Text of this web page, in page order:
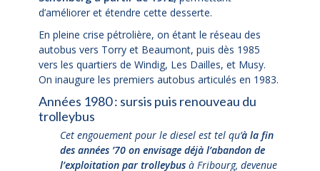
d’améliorer et étendre cette desserte.
En pleine crise pétrolière, on étant le réseau des
autobus vers Torry et Beaumont, puis dès 1985
vers les quartiers de Windig, Les Dailles, et Musy.
On inaugure les premiers autobus articulés en 1983.
Années 1980 : sursis puis renouveau du
trolleybus
Cet engouement pour le diesel est tel qu’à la fin
des années ’70 on envisage déjà l’abandon de
l’exploitation par trolleybus à Fribourg, devenue